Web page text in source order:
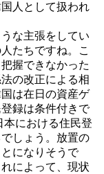
人として扱われ
な主張をしてい
たちですね。こ
握できなかった
の改正による相
は在日の資産ゲ
録は条件付きで
における住民登
しょう。放置の
になりそうで
によって、現状